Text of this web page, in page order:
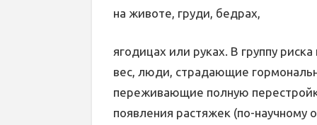
на животе, груди, бедрах,
ягодицах или руках. В группу
вес, люди, страдающие
переживающие полную
появления растяжек (по-научному